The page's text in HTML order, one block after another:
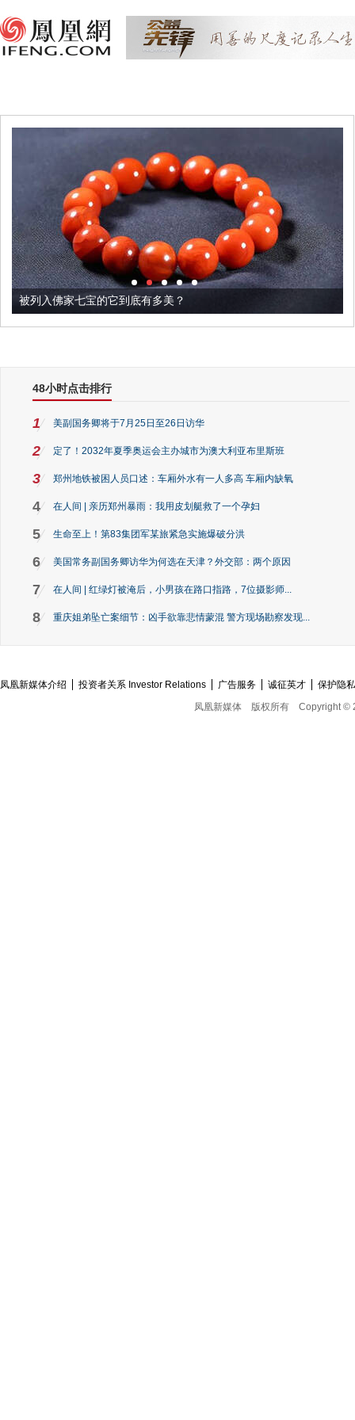
被列入佛家七宝的它到底有多美？
48小时点击排行
1 美副国务卿将于7月25日至26日访华
2 定了！2032年夏季奥运会主办城市为澳大利亚布里斯班
3 郑州地铁被困人员口述：车厢外水有一人多高 车厢内缺氧
4 在人间 | 亲历郑州暴雨：我用皮划艇救了一个孕妇
5 生命至上！第83集团军某旅紧急实施爆破分洪
6 美国常务副国务卿访华为何选在天津？外交部：两个原因
7 在人间 | 红绿灯被淹后，小男孩在路口指路，7位摄影师...
8 重庆姐弟坠亡案细节：凶手欲靠悲情蒙混 警方现场勘察发现...
凤凰新媒体介绍 投资者关系 Investor Relations 广告服务 诚征英才
保护隐
凤凰新媒体
版权所有 Copyright ©